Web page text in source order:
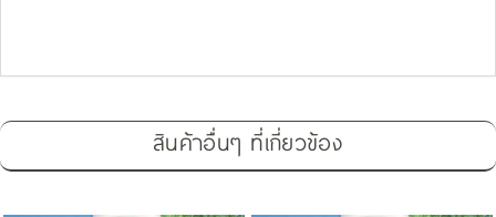
สินค้าอื่นๆ ที่เกี่ยวข้อง